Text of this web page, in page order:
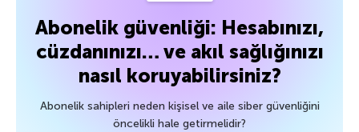
Abonelik güvenliği: Hesabınızı,
cüzdanınızı… ve akıl sağlığınızı
nasıl koruyabilirsiniz?
Abonelik sahipleri neden kişisel ve aile siber güvenliğini
öncelikli hale getirmelidir?